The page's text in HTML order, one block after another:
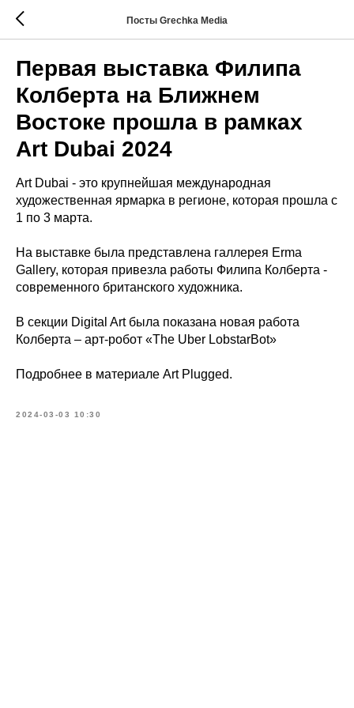
Посты Grechka Media
Первая выставка Филипа
Колберта на Ближнем
Востоке прошла в рамках
Art Dubai 2024
Art Dubai - это крупнейшая международная
художественная ярмарка в регионе, которая прошла с
1 по 3 марта.
На выставке была представлена галлерея Erma
Gallery, которая привезла работы Филипа Колберта -
современного британского художника.
В секции Digital Art была показана новая работа
Колберта – арт-робот «The Uber LobstarBot»
Подробнее в материале Art Plugged.
2024-03-03 10:30